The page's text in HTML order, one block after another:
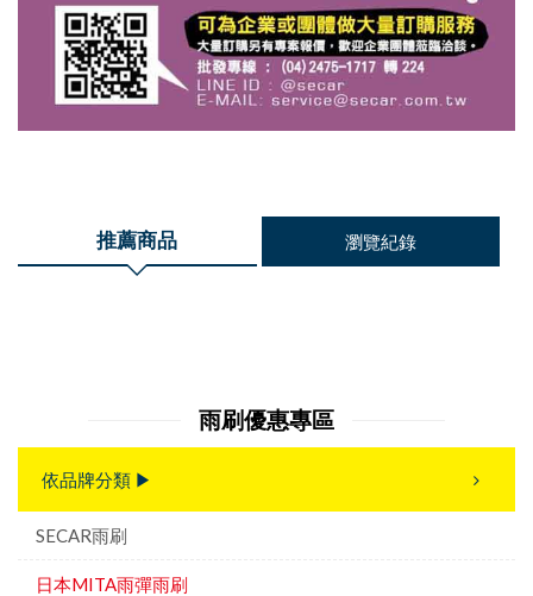
推薦商品 瀏覽紀錄
雨刷優惠專區
依品牌分類 ▶
SECAR雨刷
日本MITA雨彈雨刷